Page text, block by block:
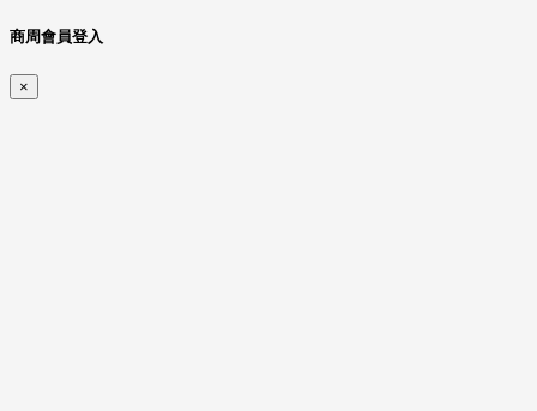
商周會員登入
×